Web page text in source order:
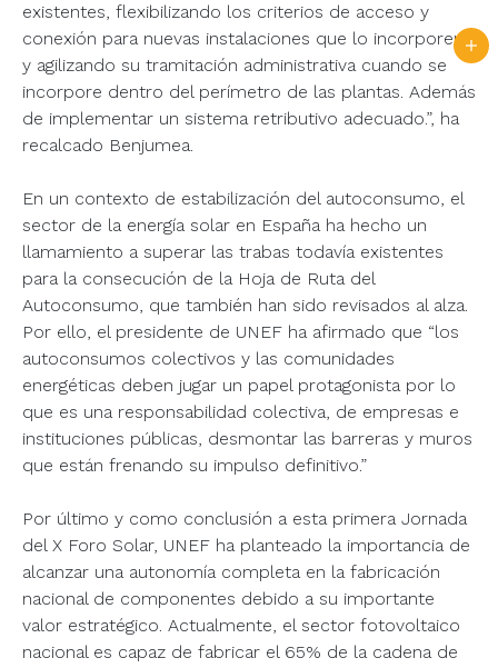
existentes, flexibilizando los criterios de acceso y
conexión para nuevas instalaciones que lo incorporen
y agilizando su tramitación administrativa cuando se
incorpore dentro del perímetro de las plantas. Además
de implementar un sistema retributivo adecuado.”, ha
recalcado Benjumea.
En un contexto de estabilización del autoconsumo, el
sector de la energía solar en España ha hecho un
llamamiento a superar las trabas todavía existentes
para la consecución de la Hoja de Ruta del
Autoconsumo, que también han sido revisados al alza.
Por ello, el presidente de UNEF ha afirmado que “los
autoconsumos colectivos y las comunidades
energéticas deben jugar un papel protagonista por lo
que es una responsabilidad colectiva, de empresas e
instituciones públicas, desmontar las barreras y muros
que están frenando su impulso definitivo.”
Por último y como conclusión a esta primera Jornada
del X Foro Solar, UNEF ha planteado la importancia de
alcanzar una autonomía completa en la fabricación
nacional de componentes debido a su importante
valor estratégico. Actualmente, el sector fotovoltaico
nacional es capaz de fabricar el 65% de la cadena de